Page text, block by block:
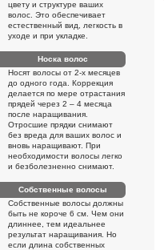
цвету и структуре ваших
волос. Это обеспечивает
естественный вид, легкость в
уходе и при укладке.
Носка волос
Носят волосы от 2-х месяцев
до одного года. Коррекция
делается по мере отрастания
прядей через 2 – 4 месяца
после наращивания.
Отросшие прядки снимают
без вреда для ваших волос и
вновь наращивают. При
необходимости волосы легко
и безболезненно снимают.
Собственные волосы
Собственные волосы должны
быть не короче 6 см. Чем они
длиннее, тем идеальнее
результат наращивания. Но
если длина собственных